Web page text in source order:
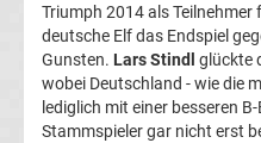
Ergebnisse
3.
Triumph 2014 als
deutsche Elf das Endspiel
Gunsten. Lars Stindl glückte
wobei Deutschland - wie die
lediglich mit einer besseren
Stammspieler gar nicht erst